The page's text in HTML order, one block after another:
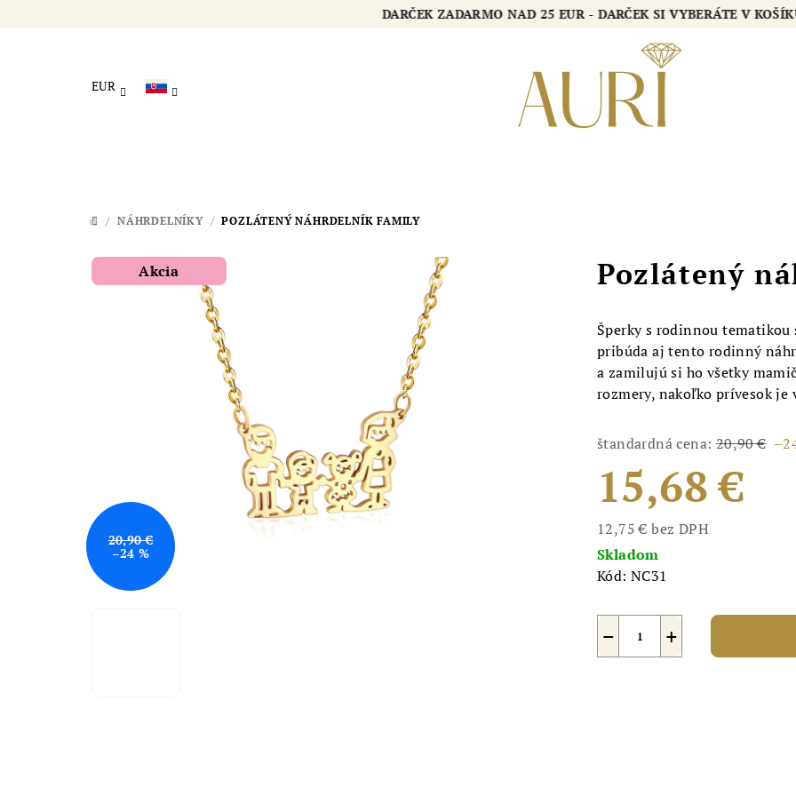
DARČEK ZADARMO NAD 25 EUR - DARČEK SI VYBERÁTE V
EUR
DOMOV
/ NÁHRDELNÍKY / POZLÁTENÝ NÁHRDELNÍK FAMILY
Pozlátený
Šperky s rodinnou
pribúda aj tento rodinný
a zamilujú si ho všetky
rozmery, nakoľko prívesok je
štandardná cena: 20,90 €
15,68 €
12,75 € bez DPH
Jednotková
cena:
Skladom
Kód: NC31
+
−
Akcia
20,90 €
–24 %